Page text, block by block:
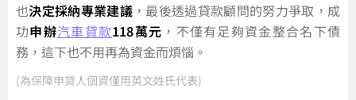
也決定採納專業建議 ，最後透過貸款顧問的努力爭取，成
功申辦汽車貸款118萬元 ，不僅有足夠資金整合名下債
務，這下也不用再為資金而煩惱。
(為保障申貸人個資僅用英文姓氏代表)